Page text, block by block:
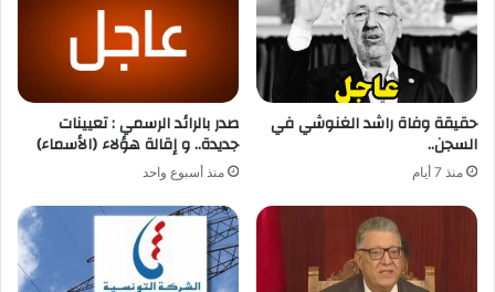
حقيقة وفاة راشد الغنوشي في
السجن..
منذ 7 أيام
صدر بالرائد الرسمي : تعيينات
جديدة.. و إقالة هؤلاء (الأسماء)
منذ أسبوع واحد